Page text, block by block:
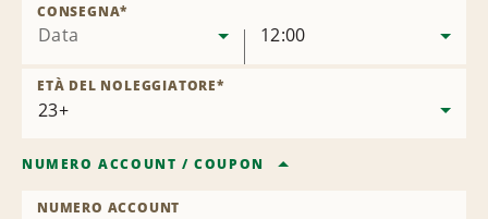
Data
CONSEGNA*
12:00
ETÀ DEL NOLEGGIATORE*
NUMERO ACCOUNT /COUPON
NUMERO ACCOUNT